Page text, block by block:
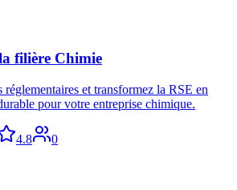
filière Chimie
et transformez la RSE en
pour votre entreprise chimique.
4.8
0